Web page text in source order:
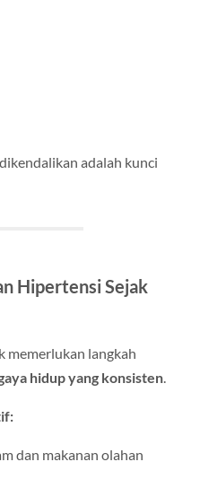
adalah kunci
Hipertensi Sejak
memerlukan langkah
hidup yang konsisten.
dan makanan olahan